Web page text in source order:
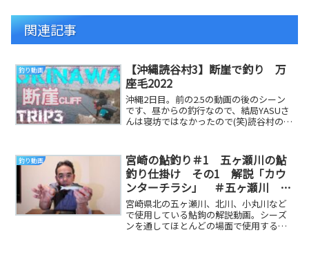
関連記事
釣り動画
【沖縄読谷村3】断崖で釣り 万
座毛2022
沖縄2日目。前の2.5の動画の後のシーン
です、昼からの釣行なので、結局YASUさ
んは寝坊ではなかったので(笑)読谷村の番
釣り動画
宮崎の鮎釣り＃1 五ヶ瀬川の鮎
釣り仕掛け その1 解説「カウ
ンターチラシ」 ＃五ヶ瀬川
＃チラシ ＃チラシ鉤
宮崎県北の五ヶ瀬川、北川、小丸川など
で使用している鮎鉤の解説動画。シーズ
ンを通してほとんどの場面で使用するそ